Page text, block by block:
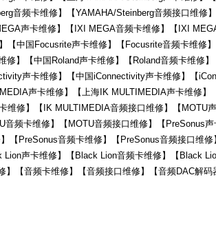
音频卡维修】【YAMAHA/Steinberg音频接口维
声卡维修】【IXI MEGA音频卡维修】【IXI
【中国Focusrite声卡维修】【Focusrite音频卡维修
修】【中国Roland声卡维修】【Roland音频卡维修
声卡维修】【中国iConnectivity声卡维修】【
声卡维修】【上海IK MULTIMEDIA声卡维修
维修】【IK MULTIMEDIA音频接口维修】【MOTU
音频卡维修】【MOTU音频接口维修】【PreSonus
【PreSonus音频卡维修】【PreSonus音频接口维
Lion声卡维修】【Black Lion音频卡维修】【Black
】【音频卡维修】【音频接口维修】【音频DAC解